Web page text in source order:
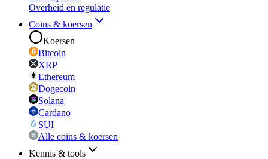
Overheid en regulatie
Coins & koersen
Koersen
Bitcoin
XRP
Ethereum
Dogecoin
Solana
Cardano
SUI
Alle coins & koersen
Kennis & tools